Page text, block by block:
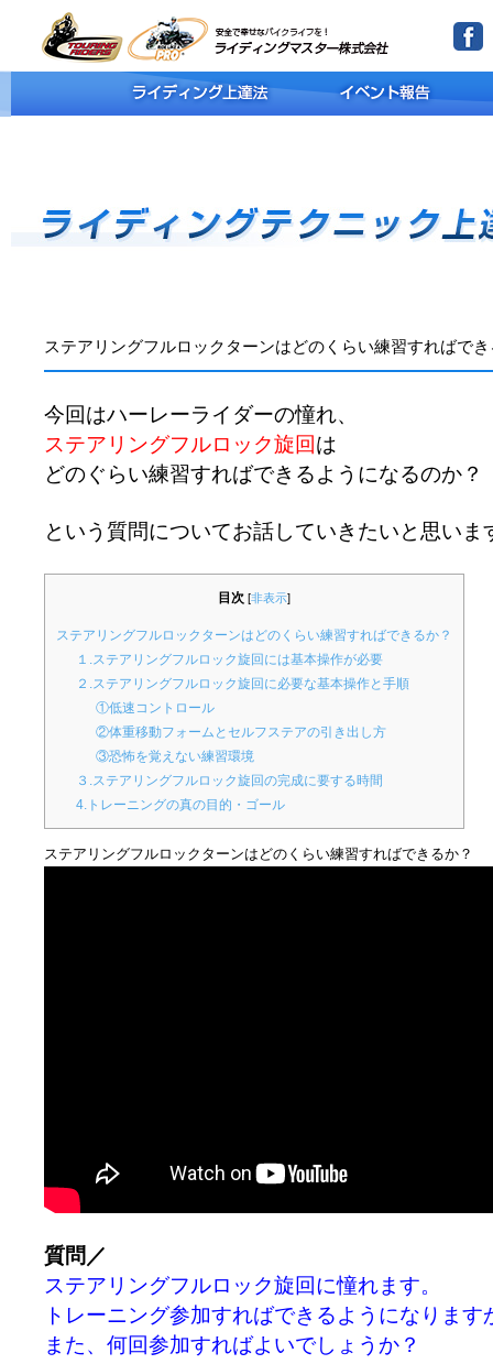
ステアリングフルロックターンはどのくらい練習すればで
今回はハーレーライダーの憧れ、
ステアリングフルロック旋回は
どのぐらい練習すればできるようになるのか？
という質問についてお話していきたいと思いま
目次 [非表示]
ステアリングフルロックターンはどのくらい練習すればできるか？
１.ステアリングフルロック旋回には基本操作が必要
２.ステアリングフルロック旋回に必要な基本操作と手順
①低速コントロール
②体重移動フォームとセルフステアの引き出し方
③恐怖を覚えない練習環境
３.ステアリングフルロック旋回の完成に要する時間
4.トレーニングの真の目的・ゴール
ステアリングフルロックターンはどのくらい練習すればできるか？
質問／
ステアリングフルロック旋回に憧れます。
トレーニング参加すればできるようになります
また、何回参加すればよいでしょうか？